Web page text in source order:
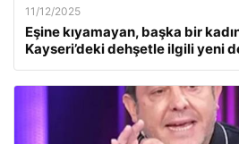
11/12/2025
Eşine kıyamayan, başka bir
Kayseri’deki dehşetle ilgili yeni